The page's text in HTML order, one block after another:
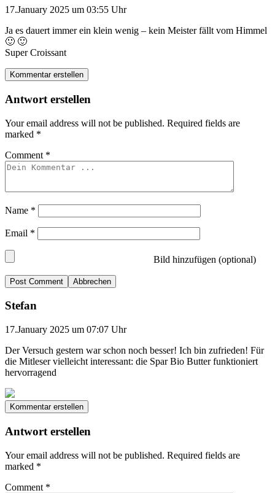
17.January 2025 um 03:55 Uhr
Ja es dauert immer ein klein wenig – kein Meister fällt vom Himmel
🙂 🙂
Super Croissant
Kommentar erstellen
Antwort erstellen
Your email address will not be published. Required fields are
marked *
Comment *
Name *
Email *
Bild hinzufügen (optional)
Abbrechen
Stefan
17.January 2025 um 07:07 Uhr
Der Versuch gestern war schon noch besser! Ich bin zufrieden! Für
die Mitleser vielleicht interessant: die Spar Bio Butter funktioniert
hervorragend
Kommentar erstellen
Antwort erstellen
Your email address will not be published. Required fields are
marked *
Comment *